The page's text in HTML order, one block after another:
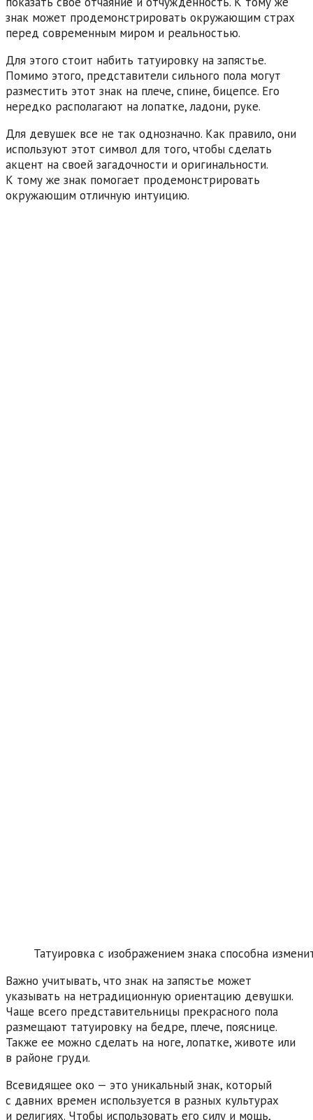
знак может продемонстрировать окружающим страх
перед современным миром и реальностью.
Для этого стоит набить татуировку на запястье.
Помимо этого, представители сильного пола могут
разместить этот знак на плече, спине, бицепсе. Его
нередко располагают на лопатке, ладони, руке.
Для девушек все не так однозначно. Как правило, они
используют этот символ для того, чтобы сделать
акцент на своей загадочности и оригинальности.
К тому же знак помогает продемонстрировать
окружающим отличную интуицию.
Татуировка с изображением знака способна
Важно учитывать, что знак на запястье может
указывать на нетрадиционную ориентацию девушки.
Чаще всего представительницы прекрасного пола
размещают татуировку на бедре, плече, пояснице.
Также ее можно сделать на ноге, лопатке, животе или
в районе груди.
Всевидящее око — это уникальный знак, который
с давних времен используется в разных культурах
и религиях. Чтобы использовать его силу и мощь,